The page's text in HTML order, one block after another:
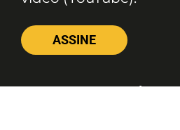
ASSINE
Nossas Redes